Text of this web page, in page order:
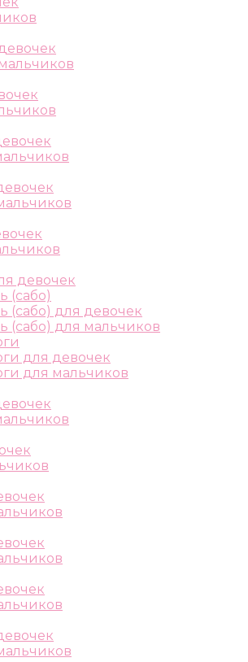
девочек
(сабо)
(сабо) для девочек
(сабо) для мальчиков
для девочек
для мальчиков